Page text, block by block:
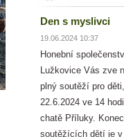
Den s myslivci
19.06.2024 10:37
Honební
Lužkovice Vás zve
plný soutěží pro
22.6.2024 ve 14
chatě Příluky.
soutěžících dětí je v